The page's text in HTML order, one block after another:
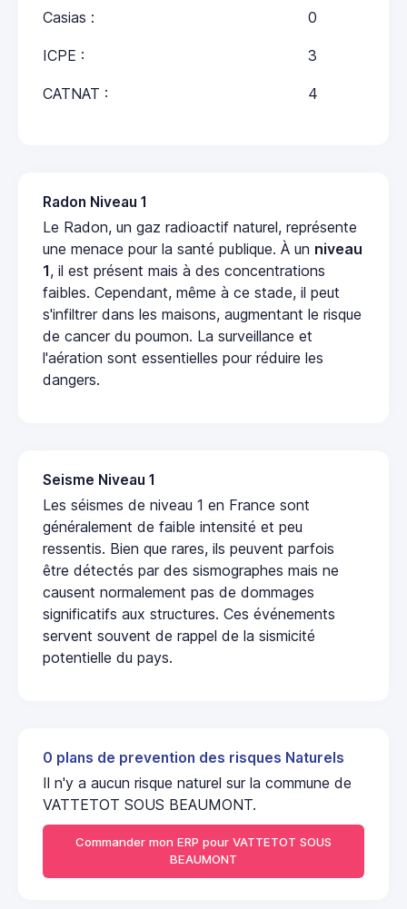
Casias : 0
ICPE : 3
CATNAT : 4
Radon Niveau 1
Le Radon, un gaz radioactif naturel, représente
une menace pour la santé publique. À un niveau
1, il est présent mais à des concentrations
faibles. Cependant, même à ce stade, il peut
s'infiltrer dans les maisons, augmentant le risque
de cancer du poumon. La surveillance et
l'aération sont essentielles pour réduire les
dangers.
Seisme Niveau 1
Les séismes de niveau 1 en France sont
généralement de faible intensité et peu
ressentis. Bien que rares, ils peuvent parfois
être détectés par des sismographes mais ne
causent normalement pas de dommages
significatifs aux structures. Ces événements
servent souvent de rappel de la sismicité
potentielle du pays.
0 plans de prevention des risques Naturels
Il n'y a aucun risque naturel sur la commune de
VATTETOT SOUS BEAUMONT.
Commander mon ERP pour VATTETOT SOUS
BEAUMONT